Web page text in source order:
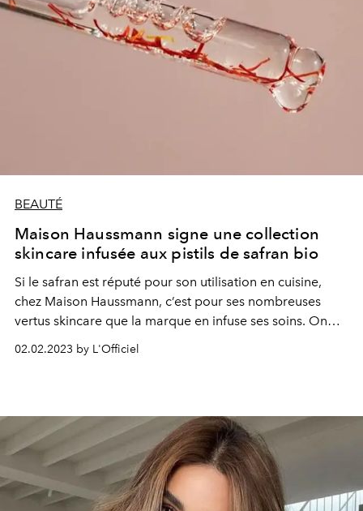
BEAUTÉ
Maison Haussmann signe une collection
skincare infusée aux pistils de safran bio
Si le safran est réputé pour son utilisation en cuisine,
chez Maison Haussmann, c’est pour ses nombreuses
vertus skincare que la marque en infuse ses soins. On
vous en dit plus.
02.02.2023 by L'Officiel